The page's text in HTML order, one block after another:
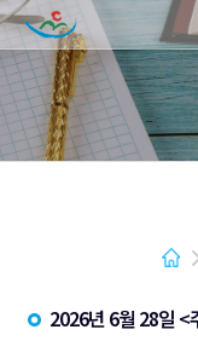
2026년 6월 28일 <